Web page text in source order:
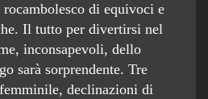
di equivoci e
Il tutto per divertirsi nel
inconsapevoli, dello
sarà sorprendente. Tre
declinazioni di